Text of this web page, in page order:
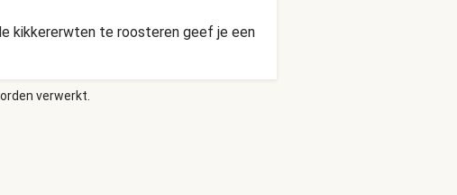
kikkererwten te roosteren geef je een
verwerkt.